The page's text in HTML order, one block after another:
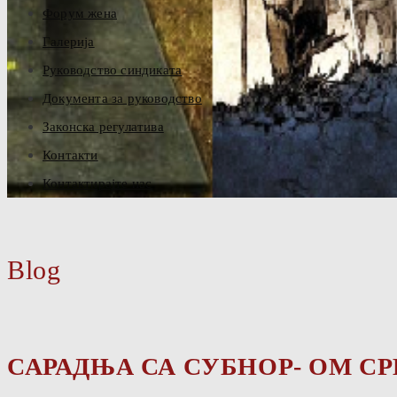
Форум жена
Галерија
Руководство синдиката
Документа за руководство
Законска регулатива
Контакти
Контактирајте нас
Blog
САРАДЊА СА СУБНОР- ОМ